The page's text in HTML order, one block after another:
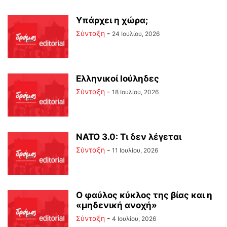
Υπάρχει η χώρα;
Σύνταξη - 24 Ιουλίου, 2026
Ελληνικοί Ιούληδες
Σύνταξη - 18 Ιουλίου, 2026
ΝΑΤΟ 3.0: Τι δεν λέγεται
Σύνταξη - 11 Ιουλίου, 2026
Ο φαύλος κύκλος της βίας και η
«μηδενική ανοχή»
Σύνταξη - 4 Ιουλίου, 2026